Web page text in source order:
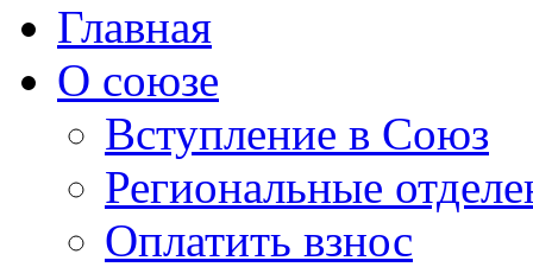
Главная
О союзе
Вступление в Союз
Региональные
Оплатить взнос